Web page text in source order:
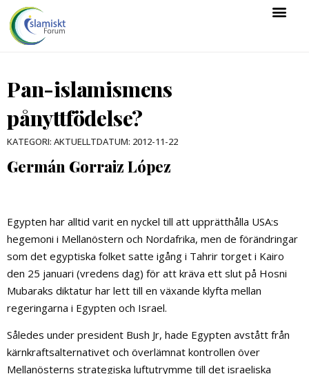
Pan-islamismens
pånyttfödelse?
KATEGORI: AKTUELLTDATUM: 2012-11-22
Germán Gorraiz López
Egypten har alltid varit en nyckel till att upprätthålla USA:s
hegemoni i Mellanöstern och Nordafrika, men de förändringar
som det egyptiska folket satte igång i Tahrir torget i Kairo
den 25 januari (vredens dag) för att kräva ett slut på Hosni
Mubaraks diktatur har lett till en växande klyfta mellan
regeringarna i Egypten och Israel.
Således under president Bush Jr, hade Egypten avstått från
kärnkraftsalternativet och överlämnat kontrollen över
Mellanösterns strategiska luftutrymme till det israeliska